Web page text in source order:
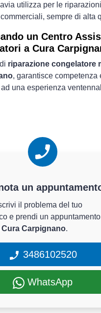
utilizza per le riparazioni
sempre di alta
un Centro
a Cura
riparazione congelatore
, garantisce competenza
una esperienza
un
il problema del tuo
e prendi un
Carpignano.
3486102520
WhatsApp